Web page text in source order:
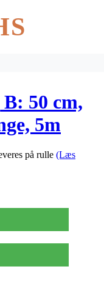
50 cm,
5m
på rulle (Læs